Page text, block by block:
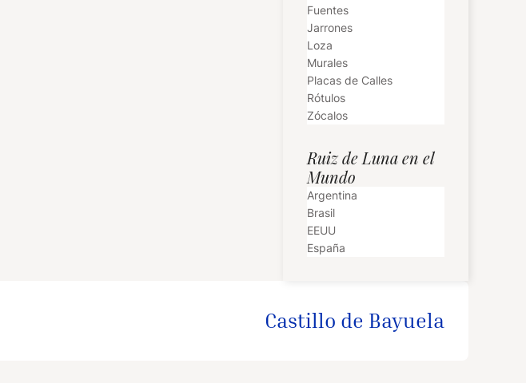
Fuentes
Jarrones
Loza
Murales
Placas de Calles
Rótulos
Zócalos
Ruiz de Luna en el
Mundo
Argentina
Brasil
EEUU
España
Castillo de Bayuela